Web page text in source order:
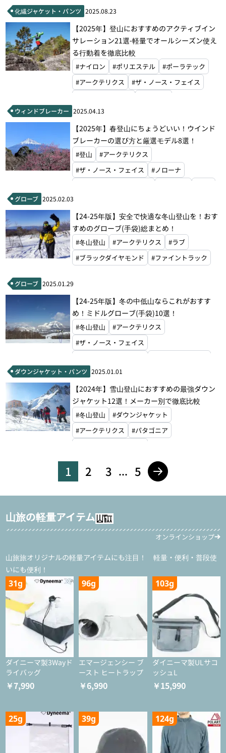
化繊ジャケット・パンツ 2025.08.23
【2025年】登山におすすめのアクティブイン
サレーション21選‐軽量でオールシーズン使え
る行動着を徹底比較
#ナイロン #ポリエステル
#ポーラテック
#アークテリクス
#ザ・ノース・フェイス
#マウンテンハードウェア
#フォックスファイヤー
#アクシーズクイン
#マイルストーン
#モンベル
#ラブ
#山と道
#山旅 #スキー
#登山
#トレイルランニング
#ファストハイク
ウィンドブレーカー 2025.04.13
【2025年】春登山にちょうどいい！ウインド
ブレーカーの選び方と厳選モデル8選！
#登山
#アークテリクス
#ザ・ノース・フェイス
#ノローナ
グローブ 2025.02.03
【24-25年版】安全で快適な冬山登山を！おす
すめのグローブ(手袋)総まとめ！
#冬山登山 #アークテリクス
#ラブ
#ブラックダイヤモンド
#ファイントラック
グローブ 2025.01.29
【24-25年版】冬の中低山ならこれがおすす
め！ミドルグローブ(手袋)10選！
#冬山登山
#アークテリクス
#ザ・ノース・フェイス
#ラブ
#モンベル
ダウンジャケット・パンツ 2025.01.01
【2024年】雪山登山におすすめの最強ダウン
ジャケット12選！メーカー別で徹底比較
#冬山登山
#ダウンジャケット
#アークテリクス
#パタゴニア
#マウンテンイクイップメント
#ラブ
1 2 3 ... 5
山旅の軽量アイテム
オンラインショップ
山旅旅オリジナルの軽量アイテムにも注目！ 軽量・便利・普段使
いにも便利！
31g
ダイニーマ製3Wayド
ライバッグ
￥7,990
96g
エマージェンシー ブ
ースト ヒートラップ
￥6,990
103g
ダイニーマ製ULサコ
ッシュL
￥15,990
25g 39g 124g